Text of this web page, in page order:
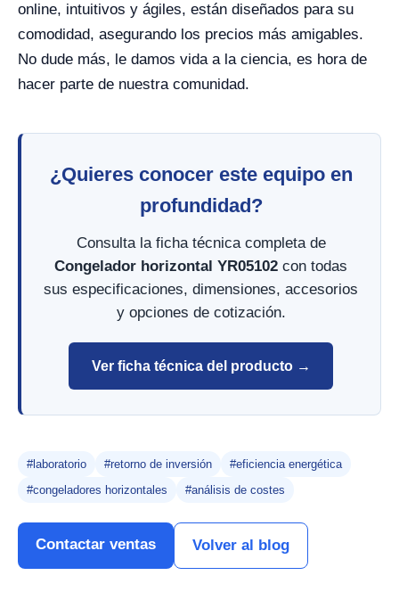
online, intuitivos y ágiles, están diseñados para su
comodidad, asegurando los precios más amigables.
No dude más, le damos vida a la ciencia, es hora de
hacer parte de nuestra comunidad.
¿Quieres conocer este equipo en
profundidad?
Consulta la ficha técnica completa de
Congelador horizontal YR05102 con todas
sus especificaciones, dimensiones, accesorios
y opciones de cotización.
Ver ficha técnica del producto →
#laboratorio #retorno de inversión
#eficiencia energética
#congeladores horizontales
#análisis de costes
Contactar ventas Volver al blog